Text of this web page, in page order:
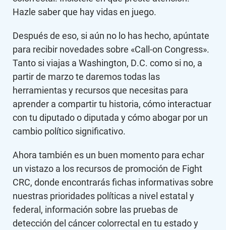
Hazle saber que hay vidas en juego.
Después de eso, si aún no lo has hecho, apúntate
para recibir novedades sobre «Call-on Congress».
Tanto si viajas a Washington, D.C. como si no, a
partir de marzo te daremos todas las
herramientas y recursos que necesitas para
aprender a compartir tu historia, cómo interactuar
con tu diputado o diputada y cómo abogar por un
cambio político significativo.
Ahora también es un buen momento para echar
un vistazo a los recursos de promoción de Fight
CRC, donde encontrarás fichas informativas sobre
nuestras prioridades políticas a nivel estatal y
federal, información sobre las pruebas de
detección del cáncer colorrectal en tu estado y